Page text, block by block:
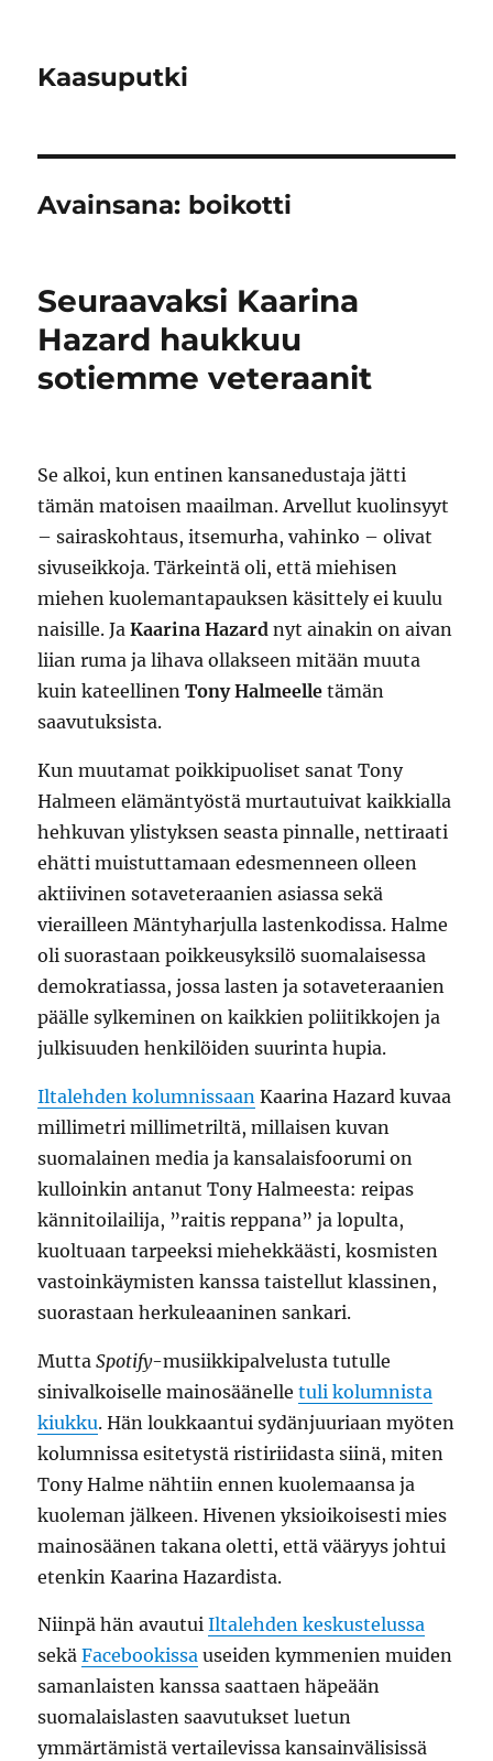
Kaasuputki
Avainsana: boikotti
Seuraavaksi Kaarina
Hazard haukkuu
sotiemme veteraanit
Se alkoi, kun entinen kansanedustaja jätti
tämän matoisen maailman. Arvellut kuolinsyyt
– sairaskohtaus, itsemurha, vahinko – olivat
sivuseikkoja. Tärkeintä oli, että miehisen
miehen kuolemantapauksen käsittely ei kuulu
naisille. JaKaarina Hazard nyt ainakin on aivan
liian ruma ja lihava ollakseen mitään muuta
kuin kateellinenTony Halmeelle tämän
saavutuksista.
Kun muutamat poikkipuoliset sanat Tony
Halmeen elämäntyöstä murtautuivat kaikkialla
hehkuvan ylistyksen seasta pinnalle, nettiraati
ehätti muistuttamaan edesmenneen olleen
aktiivinen sotaveteraanien asiassa sekä
vierailleen Mäntyharjulla lastenkodissa. Halme
oli suorastaan poikkeusyksilö suomalaisessa
demokratiassa, jossa lasten ja sotaveteraanien
päälle sylkeminen on kaikkien poliitikkojen ja
julkisuuden henkilöiden suurinta hupia.
Iltalehden kolumnissaan Kaarina Hazard kuvaa
millimetri millimetriltä, millaisen kuvan
suomalainen media ja kansalaisfoorumi on
kulloinkin antanut Tony Halmeesta: reipas
kännitoilailija, ”raitis reppana” ja lopulta,
kuoltuaan tarpeeksi miehekkäästi, kosmisten
vastoinkäymisten kanssa taistellut klassinen,
suorastaan herkuleaaninen sankari.
MuttaSpotify-musiikkipalvelusta tutulle
sinivalkoiselle mainosäänelletuli kolumnista
kiukku. Hän loukkaantui sydänjuuriaan myöten
kolumnissa esitetystä ristiriidasta siinä, miten
Tony Halme nähtiin ennen kuolemaansa ja
kuoleman jälkeen. Hivenen yksioikoisesti mies
mainosäänen takana oletti, että vääryys johtui
etenkin Kaarina Hazardista.
Niinpä hän avautuiIltalehden keskustelussa
sekäFacebookissa useiden kymmenien muiden
samanlaisten kanssa saattaen häpeään
suomalaislasten saavutukset luetun
ymmärtämistä vertailevissa kansainvälisissä